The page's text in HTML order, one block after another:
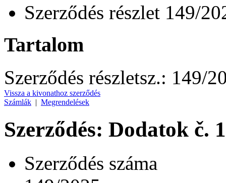
Szerződés részlet 149/
Tartalom
Szerződés részletsz.: 149/
Vissza a kivonathoz szerződés
Számlák | Megrendelések
Szerződés: Dodatok č.
Szerződés száma